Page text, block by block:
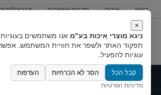
ראשי אודות תקנים ואישורים אדריכלים
כיורים ברזים
×
ניגא מוצרי איכות בע"מ אנו משתמשים
תפקוד האתר ולשפר את חוויית המשתמש. אפשר
עוגיות להפעיל.
קבל הכל הסר לא הכרחיות העדפות
מדיניות הפרטיות